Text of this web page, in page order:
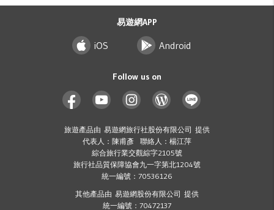
易遊網APP
iOS Android
Follow us on
旅遊產品由 易遊網旅行社股份有限公司 提供
代表人：陳甫彥 聯絡人：楊江萍
綜合旅行業交觀綜字2105號
旅行社品質保障協會九一字第北1204號
統一編號：70536126
其他產品由 易遊網股份有限公司 提供
統一編號：70472137